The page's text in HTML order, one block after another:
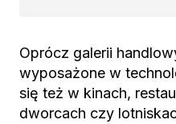
Oprócz galerii
wyposażone w
się też w kinach,
dworcach czy